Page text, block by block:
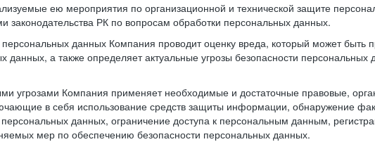
ею мероприятия по организационной и технической защите
законодательства РК по вопросам обработки персональных данных.
данных Компания проводит оценку вреда, который может быть
данных, а также определяет актуальные угрозы безопасности
угрозами Компания применяет необходимые и достаточные правовые,
в себя использование средств защиты информации, обнаружение
данных, ограничение доступа к персональным данным,
мер по обеспечению безопасности персональных данных.